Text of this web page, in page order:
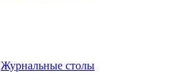
Журнальные столы